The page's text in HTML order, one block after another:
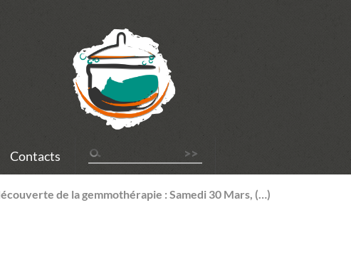
Contacts
de la gemmothérapie : Samedi 30 Mars, (…)